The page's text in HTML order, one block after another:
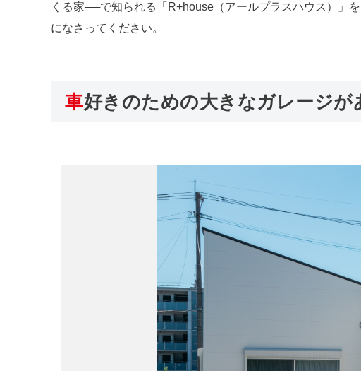
くる家──で知られる「R+house（アールプラスハウス）」
になさってください。
車好きのための大きなガレージ